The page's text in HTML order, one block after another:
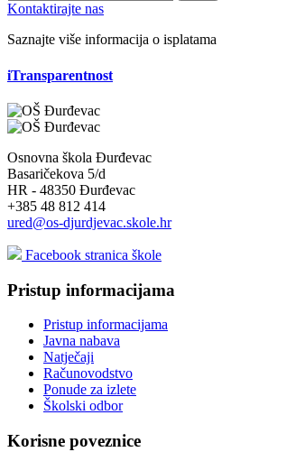
Kontaktirajte nas
Saznajte više informacija o isplatama
iTransparentnost
Osnovna škola Đurđevac
Basaričekova 5/d
HR - 48350 Đurđevac
+385 48 812 414
ured@os-djurdjevac.skole.hr
Facebook stranica škole
Pristup informacijama
Pristup informacijama
Javna nabava
Natječaji
Računovodstvo
Ponude za izlete
Školski odbor
Korisne poveznice